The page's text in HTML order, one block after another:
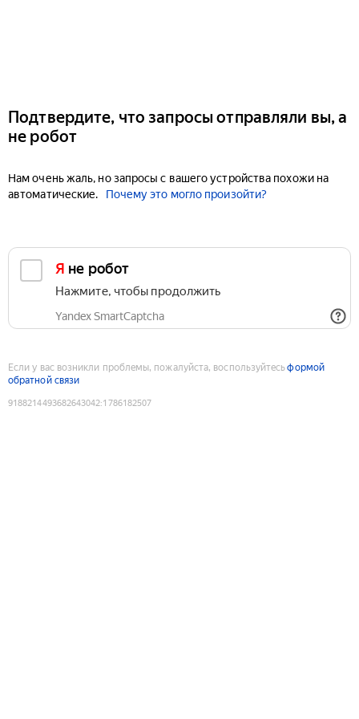
Подтвердите, что запросы отправляли вы, а
не робот
Нам очень жаль, но запросы с вашего устройства похожи на
автоматические.
Почему это могло произойти?
Я не робот
Нажмите, чтобы продолжить
Yandex SmartCaptcha
Если у вас возникли проблемы, пожалуйста, воспользуйтесьформой
обратной связи
9188214493682643042:1786182507